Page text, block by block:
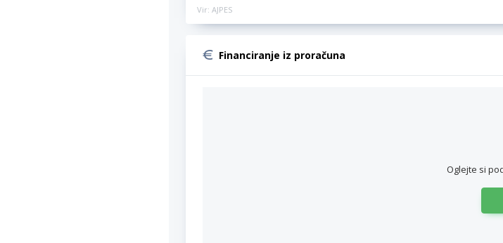
Vir: AJPES
Financiranje iz proračuna
Oglejte si